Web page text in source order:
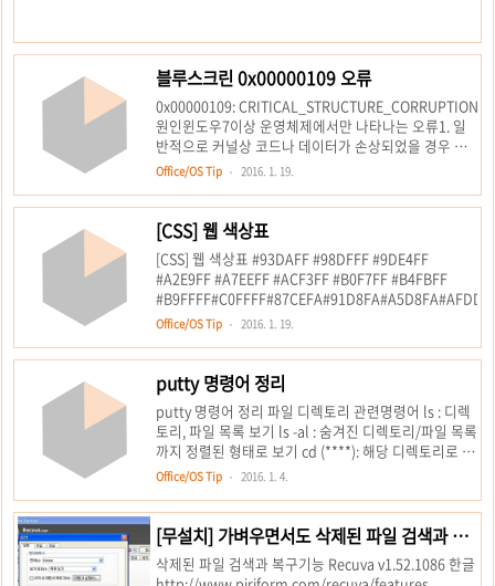
블루스크린 0x00000109 오류
0x00000109: CRITICAL_STRUCTURE_CORRUPTION
원인윈도우7이상 운영체제에서만 나타나는 오류1. 일
반적으로 커널상 코드나 데이터가 손상되었을 경우 나
타날 수 있는 오류다.2. 각종 하드웨어, 램이 손상되었을
경우 나타날 수 있는 오류다.3. 윈도우 서비스 팩 문제
때문에 발생 할 수 있다.해결1. 정품 윈도우를 재설치 한
다.2. 컴퓨터 대리점에 문의하여 하드웨어 점검 및 테스
트 진행한다.1.시작à프로그램 및 파일 검색칸
에 msconfig를 입력한 다음 Enter키를 눌러 시스템 구
성 유틸리티를 시작합니다.2.관리자 암호나 확인을 요
청하는 메시지가 나타나면 암호를 입력하거나 계속을
클릭합니다.3.일반 탭에서선택 모드를 클릭한 다음시작
항목 로드 확인란을 선택을 해제합니다.4.서비스..
Office/OS Tip 2016. 1. 19.
[CSS] 웹 색상표
[CSS] 웹 색상표 #93DAFF #98DFFF #9DE4FF
#A2E9FF #A7EEFF #ACF3FF #B0F7FF #B4FBFF
Office/OS Tip 2016. 1. 19.
putty 명령어 정리
putty 명령어 정리 파일 디렉토리 관련명령어 ls : 디렉
토리, 파일 목록 보기 ls -al : 숨겨진 디렉토리/파일 목록
까지 정렬된 형태로 보기 cd (****): 해당 디렉토리로 이
동 cd : 최상위 디렉토리로 이동 pwd : 현재 디렉토리의
위치 보여주기 mkdir (디렉토리 이름) :해당 디렉토리
만들기 rm(파일이름) : 해당 파일 지우기 rm -r (디렉토
리 이름): 디렉토리를 지우기 rm -f(파일이름) : 강제로
파일 이름 지우기 rm -rf(디렉토리 이름): 해당 디렉토리
와 디렉토리 아래에 있는 모든 파일 삭제 cp [1][2] : 파
Office/OS Tip 2016. 1. 4.
[무설치] 가벼우면서도 삭제된 파일 검색과 복
구기능이 뛰어난 Recuva v1.52.1086 한글
삭제된 파일 검색과 복구기능 Recuva v1.52.1086 한글